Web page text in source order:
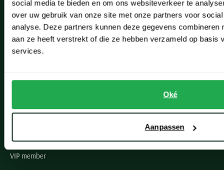
social media te bieden en om ons websiteverkeer te
over uw gebruik van onze site met onze partners voor
analyse. Deze partners kunnen deze gegevens combineren
aan ze heeft verstrekt of die ze hebben verzameld op basis
services.
Oké
Aanpassen
Lisse
Noordwijk
Oegstgeest
Grote maten herenkleding
VIP member